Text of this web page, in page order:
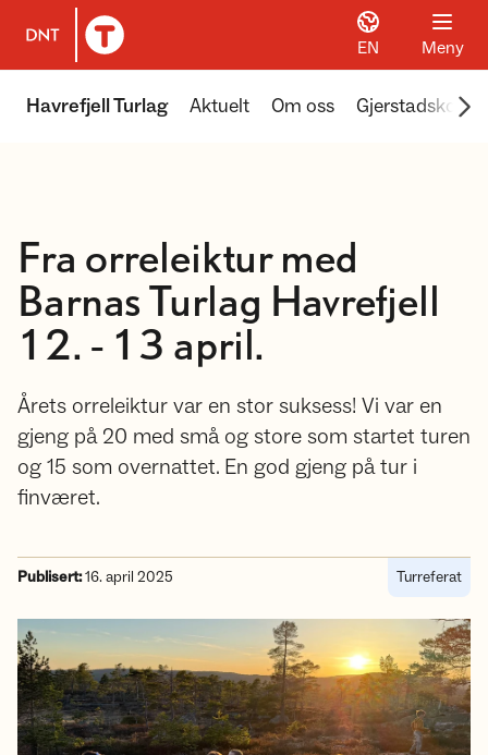
Til DNT.no forside
EN Meny
Havrefjell Turlag Aktuelt Om oss
Fra orreleiktur med
Barnas Turlag Havrefjell
12. - 13 april.
Årets orreleiktur var en stor suksess! Vi var en
gjeng på 20 med små og store som startet turen
og 15 som overnattet. En god gjeng på tur i
finværet.
Publisert:16. april 2025 Turreferat